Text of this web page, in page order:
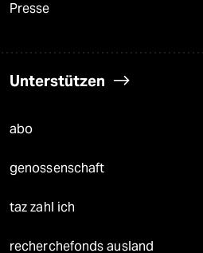
Presse
Unterstützen
abo
genossenschaft
taz zahl ich
recherchefonds ausland